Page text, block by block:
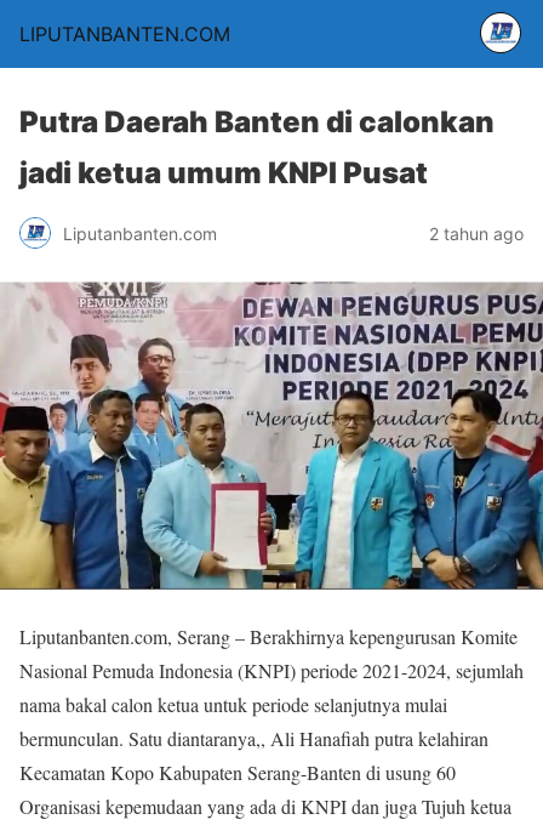
LIPUTANBANTEN.COM
Putra Daerah Banten di calonkan
jadi ketua umum KNPI Pusat
Liputanbanten.com 2 tahun ago
Liputanbanten.com, Serang – Berakhirnya kepengurusan Komite
Nasional Pemuda Indonesia (KNPI) periode 2021-2024, sejumlah
nama bakal calon ketua untuk periode selanjutnya mulai
bermunculan. Satu diantaranya,, Ali Hanafiah putra kelahiran
Kecamatan Kopo Kabupaten Serang-Banten di usung 60
Organisasi kepemudaan yang ada di KNPI dan juga Tujuh ketua